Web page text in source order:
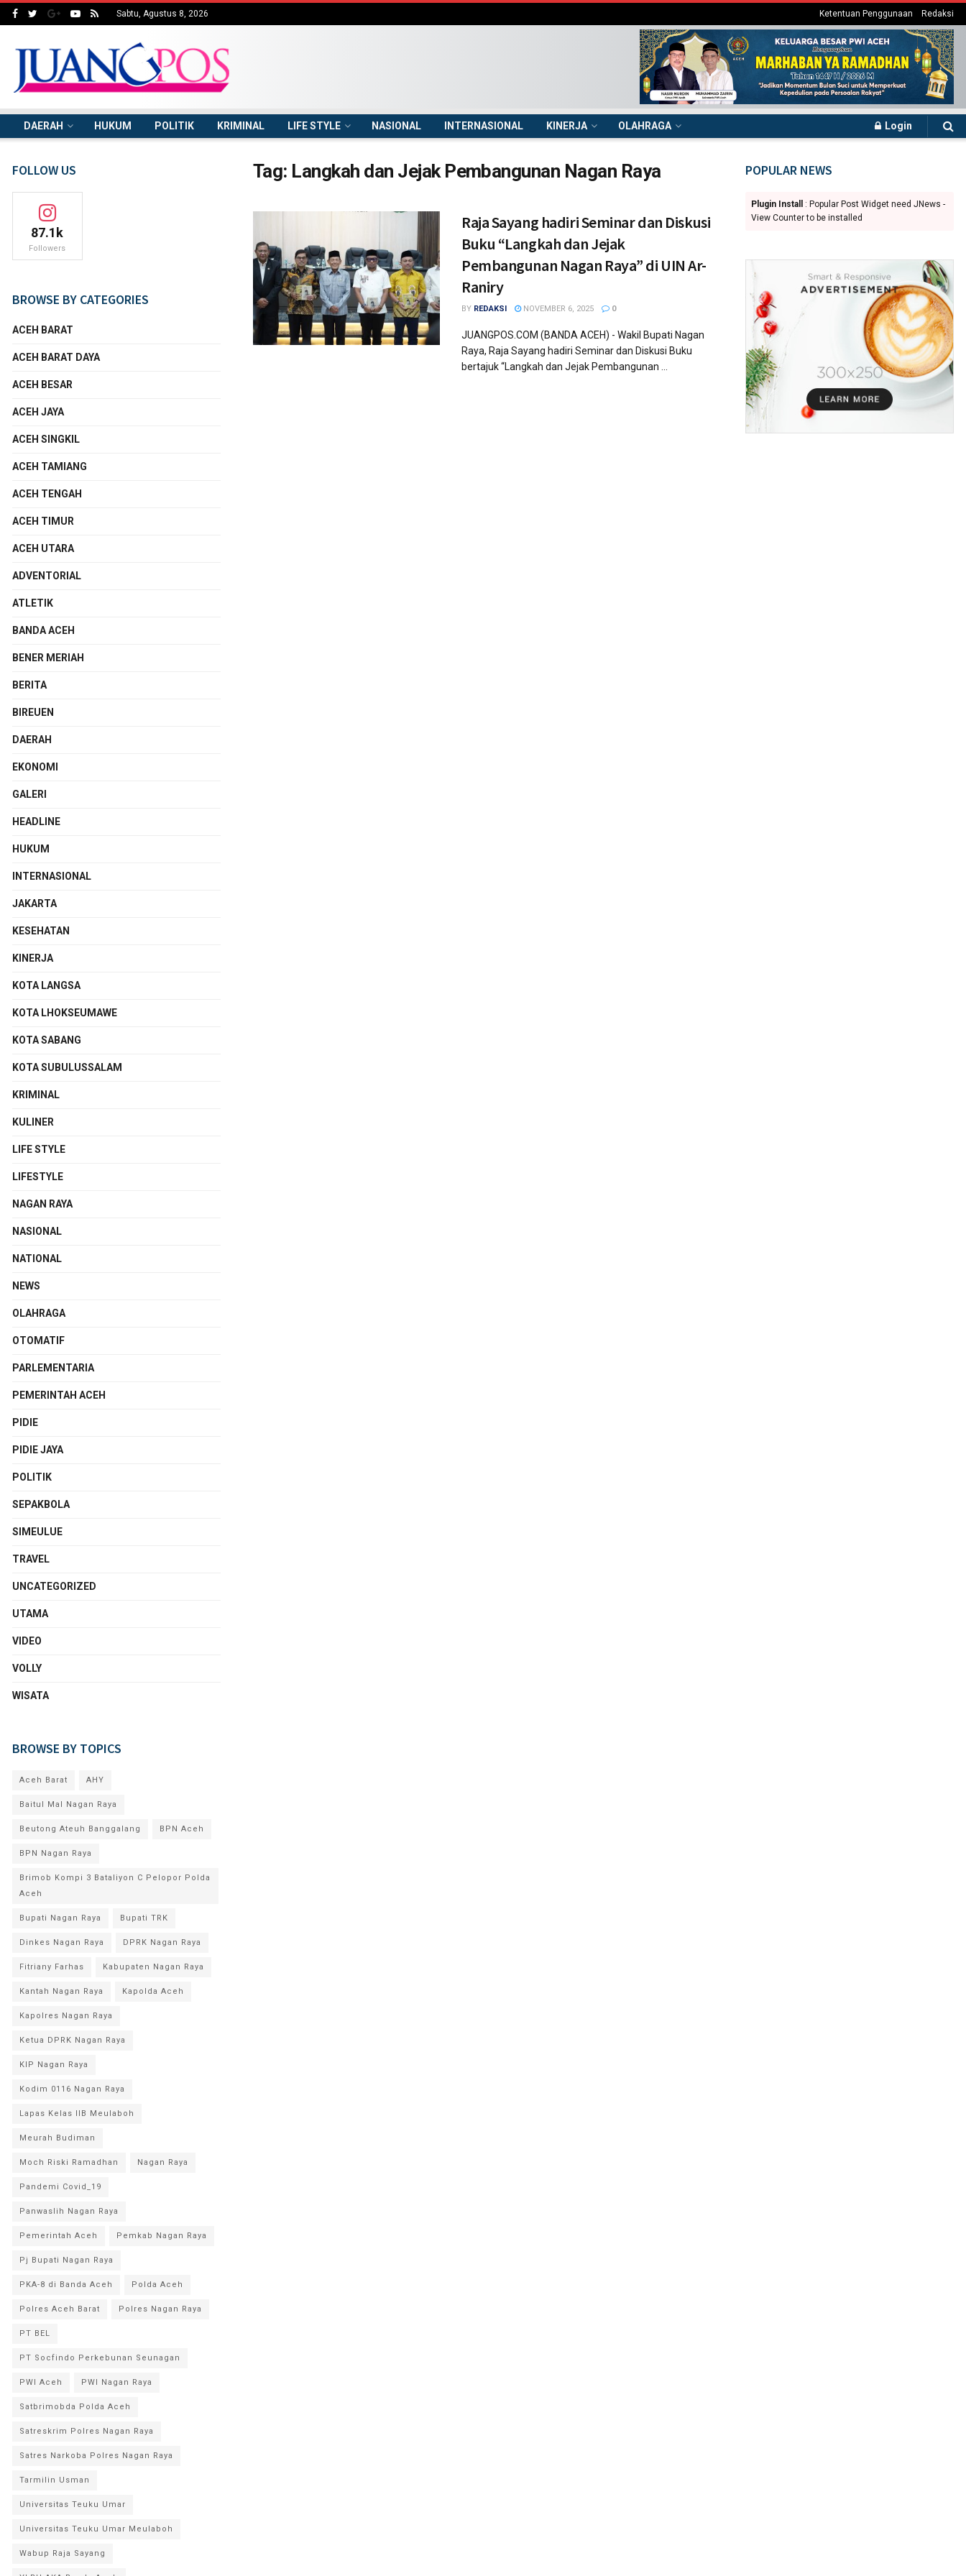
Sabtu, Agustus 8, 2026 Ketentuan Penggunaan Redaksi
DAERAH HUKUM POLITIK KRIMINAL LIFE STYLE NASIONAL INTERNASIONAL KINERJA OLAHRAGA Login
Tag: Langkah dan Jejak Pembangunan Nagan Raya
Raja Sayang hadiri Seminar dan Diskusi
Buku “Langkah dan Jejak
Pembangunan Nagan Raya” di UIN Ar-
Raniry
BY REDAKSI NOVEMBER 6, 2025 0
JUANGPOS.COM (BANDA ACEH) - Wakil Bupati Nagan
Raya, Raja Sayang hadiri Seminar dan Diskusi Buku
bertajuk “Langkah dan Jejak Pembangunan ...
FOLLOW US
87.1k
Followers
BROWSE BY CATEGORIES
ACEH BARAT
ACEH BARAT DAYA
ACEH BESAR
ACEH JAYA
ACEH SINGKIL
ACEH TAMIANG
ACEH TENGAH
ACEH TIMUR
ACEH UTARA
ADVENTORIAL
ATLETIK
BANDA ACEH
BENER MERIAH
BERITA
BIREUEN
DAERAH
EKONOMI
GALERI
HEADLINE
HUKUM
INTERNASIONAL
JAKARTA
KESEHATAN
KINERJA
KOTA LANGSA
KOTA LHOKSEUMAWE
KOTA SABANG
KOTA SUBULUSSALAM
KRIMINAL
KULINER
LIFE STYLE
LIFESTYLE
NAGAN RAYA
NASIONAL
NATIONAL
NEWS
OLAHRAGA
OTOMATIF
PARLEMENTARIA
PEMERINTAH ACEH
PIDIE
PIDIE JAYA
POLITIK
SEPAKBOLA
SIMEULUE
TRAVEL
UNCATEGORIZED
UTAMA
VIDEO
VOLLY
WISATA
BROWSE BY TOPICS
Aceh Barat AHY
Baitul Mal Nagan Raya
Beutong Ateuh Banggalang BPN Aceh
BPN Nagan Raya
Brimob Kompi 3 Bataliyon C Pelopor Polda
Aceh
Bupati Nagan Raya Bupati TRK
Dinkes Nagan Raya DPRK Nagan Raya
Fitriany Farhas Kabupaten Nagan Raya
Kantah Nagan Raya Kapolda Aceh
Kapolres Nagan Raya
Ketua DPRK Nagan Raya
KIP Nagan Raya
Kodim 0116 Nagan Raya
Lapas Kelas IIB Meulaboh
Meurah Budiman
Moch Riski Ramadhan Nagan Raya
Pandemi Covid_19
Panwaslih Nagan Raya
Pemerintah Aceh Pemkab Nagan Raya
Pj Bupati Nagan Raya
PKA-8 di Banda Aceh Polda Aceh
Polres Aceh Barat Polres Nagan Raya
PT BEL
PT Socfindo Perkebunan Seunagan
PWI Aceh PWI Nagan Raya
Satbrimobda Polda Aceh
Satreskrim Polres Nagan Raya
Satres Narkoba Polres Nagan Raya
Tarmilin Usman
Universitas Teuku Umar
Universitas Teuku Umar Meulaboh
Wabup Raja Sayang
POPULAR NEWS
Plugin Install
: Popular Post Widget need JNews -
View Counter to be installed